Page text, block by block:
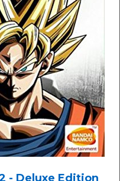
- Deluxe Edition